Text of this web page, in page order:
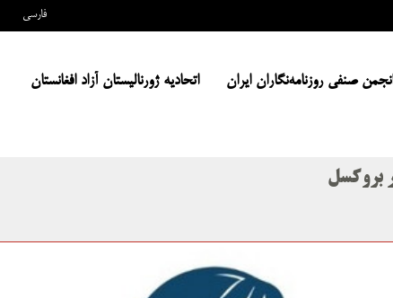
فارسی
انجمن صنفی روزنامه‌نگاران ایران اتحادیه ژورنالیستان آزاد افغانستان
بروکسل